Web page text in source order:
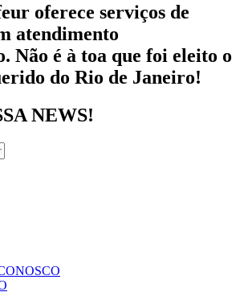
oferece serviços de
atendimento
Não é à toa que foi eleito o
do Rio de Janeiro!
NEWS!